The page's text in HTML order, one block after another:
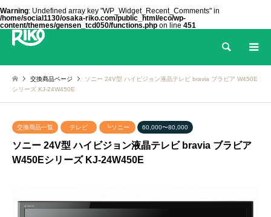
Warning: Undefined array key "WP_Widget_Recent_Comments" in
/home/social1130/osaka-riko.com/public_html/eco/wp-
content/themes/gensen_tcd050/functions.php on line 451
検索
交換商品ページ
ソニー 24V型 ハイビジョン液晶テレビ bravia ブラビア W450E
シリーズ KJ-24W450E
交換商品一覧 テレビ ┗ソニー 60,000〜80,000
ソニー 24V型 ハイビジョン液晶テレビ bravia ブラビア
W450Eシリーズ KJ-24W450E